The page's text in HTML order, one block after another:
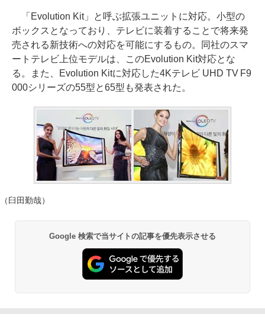
「Evolution Kit」と呼ぶ拡張ユニットに対応。小型の
ボックスとなっており、テレビに装着することで将来発
売される新技術への対応を可能にするもの。同社のスマ
ートテレビ上位モデルは、このEvolution Kit対応とな
る。また、Evolution Kitに対応した4Kテレビ UHD TV F9
000シリーズの55型と65型も発表された。
（臼田勤哉）
Google 検索で当サイトの記事を優先表示させる